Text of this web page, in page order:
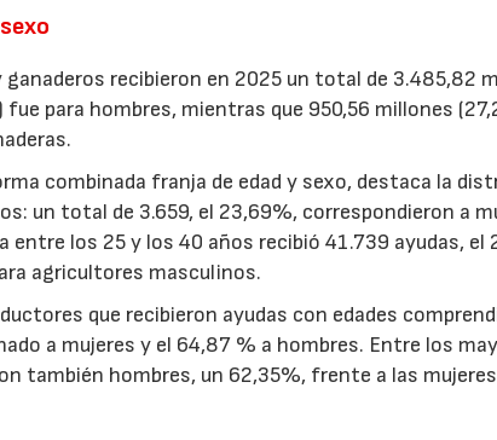
recibieron en 2025 un total de 3.485,82
fue para hombres, mientras que 950,56 millones
combinada franja de edad y sexo, destaca la
un total de 3.659, el 23,69%, correspondieron a
entre los 25 y los 40 años recibió 41.739 ayudas,
agricultores masculinos.
que recibieron ayudas con edades
a mujeres y el 64,87 % a hombres. Entre los
también hombres, un 62,35%, frente a las